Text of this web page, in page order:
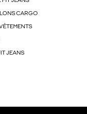
CARGO
JEANS